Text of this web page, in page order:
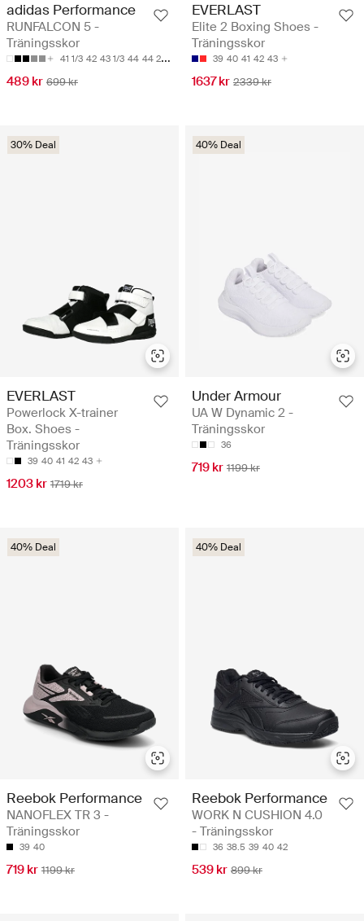
adidas Performance
RUNFALCON 5 -
Träningsskor
41 1/3 42 43 1/3 44 44 2/3
489 kr 699 kr
EVERLAST
Elite 2 Boxing Shoes -
Träningsskor
39 40 41 42 43
1637 kr 2339 kr
30% Deal
EVERLAST
Powerlock X-trainer
Box. Shoes -
Träningsskor
39 40 41 42 43
1203 kr 1719 kr
40% Deal
Under Armour
UA W Dynamic 2 -
Träningsskor
36
719 kr 1199 kr
40% Deal
Reebok Performance
NANOFLEX TR 3 -
Träningsskor
39 40
719 kr 1199 kr
40% Deal
Reebok Performance
WORK N CUSHION 4.0
- Träningsskor
36 38.5 39 40 42
539 kr 899 kr